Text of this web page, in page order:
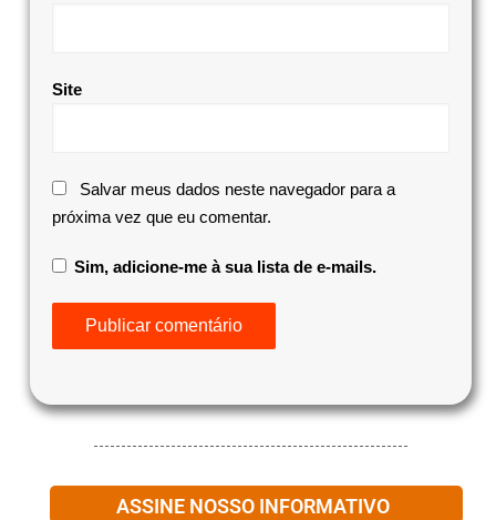
Site
Salvar meus dados neste navegador para a
próxima vez que eu comentar.
Sim, adicione-me à sua lista de e-mails.
ASSINE NOSSO INFORMATIVO